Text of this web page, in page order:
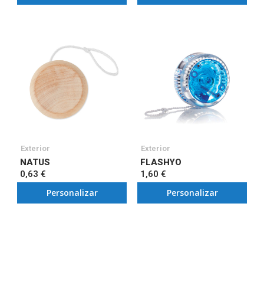
Exterior
NATUS
0,63 €
Personalizar
Exterior
FLASHYO
1,60 €
Personalizar